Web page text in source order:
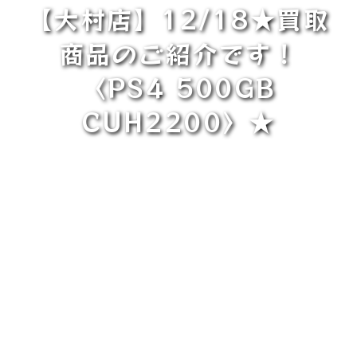
【大村店】12/18★買取
商品のご紹介です！
〈PS4 500GB
CUH2200〉★